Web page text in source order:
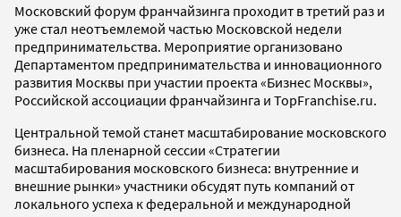
Московский форум франчайзинга проходит в третий раз и
уже стал неотъемлемой частью Московской недели
предпринимательства. Мероприятие организовано
Департаментом предпринимательства и инновационного
развития Москвы при участии проекта «Бизнес Москвы»,
Российской ассоциации франчайзинга и TopFranchise.ru.
Центральной темой станет масштабирование московского
бизнеса. На пленарной сессии «Стратегии
масштабирования московского бизнеса: внутренние и
внешние рынки» участники обсудят путь компаний от
локального успеха к федеральной и международной